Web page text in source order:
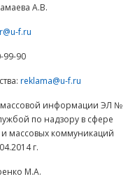
А.В.
f.ru
99-90
reklama@u-f.ru
массовой информации ЭЛ №
по надзору в сфере
массовых коммуникаций
г.
М.А.